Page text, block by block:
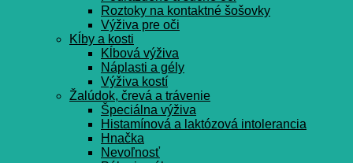
Roztoky na kontaktné šošovky
Výživa pre oči
Kĺby a kosti
Kĺbová výživa
Náplasti a gély
Výživa kostí
Žalúdok, črevá a trávenie
Špeciálna výživa
Histamínová a laktózová intolerancia
Hnačka
Nevoľnosť